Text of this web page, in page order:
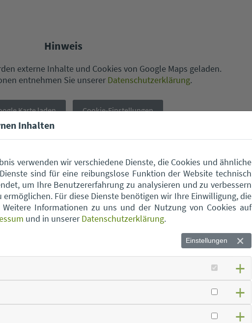
Hinweis
externe Inhalte und Cookies von Google Maps geladen.
entnehmen Sie unserer Datenschutzerklärung.
Karte laden Cookie-Einstellungen
Aholfing Wertstoffhof Aiterhofen
Wertstoffhof Bogen
Wertstoffhof Feldkirchen
Inhalten
verwenden wir verschiedene Dienste, die Cookies und ähnliche
sind für eine reibungslose Funktion der Website technisch
um Ihre Benutzererfahrung zu analysieren und zu verbessern
Für diese Dienste benötigen wir Ihre Einwilligung, die
Informationen zu uns und der Nutzung von Cookies auf
und in unsererDatenschutzerklärung.
Einstellungen